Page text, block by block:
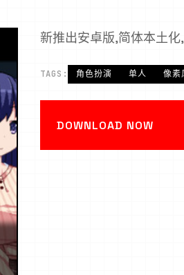
新推出安卓版,简体本土
TAGS: 角色扮演 单人 像素
DOWNLOAD NOW